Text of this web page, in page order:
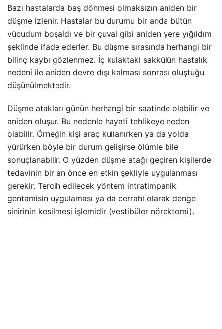
Bazı hastalarda baş dönmesi olmaksızın aniden bir
düşme izlenir. Hastalar bu durumu bir anda bütün
vücudum boşaldı ve bir çuval gibi aniden yere yığıldım
şeklinde ifade ederler. Bu düşme sırasında herhangi bir
bilinç kaybı gözlenmez. İç kulaktaki sakkülün hastalık
nedeni ile aniden devre dışı kalması sonrası oluştuğu
düşünülmektedir.
Düşme atakları günün herhangi bir saatinde olabilir ve
aniden oluşur. Bu nedenle hayati tehlikeye neden
olabilir. Örneğin kişi araç kullanırken ya da yolda
yürürken böyle bir durum gelişirse ölümle bile
sonuçlanabilir. O yüzden düşme atağı geçiren kişilerde
tedavinin bir an önce en etkin şekliyle uygulanması
gerekir. Tercih edilecek yöntem intratimpanik
gentamisin uygulaması ya da cerrahi olarak denge
sinirinin kesilmesi işlemidir (vestibüler nörektomi).